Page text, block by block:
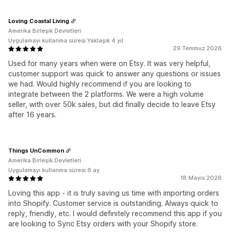
29 Temmuz 2026
Used for many years when were on Etsy. It was very helpful,
customer support was quick to answer any questions or issues
we had. Would highly recommend if you are looking to
integrate between the 2 platforms. We were a high volume
seller, with over 50k sales, but did finally decide to leave Etsy
after 16 years.
Loving Coastal Living
Amerika Birleşik Devletleri
Uygulamayı kullanma süresi:Yaklaşık 4 yıl
18 Mayıs 2026
Loving this app - it is truly saving us time with importing orders
into Shopify. Customer service is outstanding. Always quick to
reply, friendly, etc. I would definitely recommend this app if you
are looking to Sync Etsy orders with your Shopify store.
Things UnCommon
Amerika Birleşik Devletleri
Uygulamayı kullanma süresi:6 ay